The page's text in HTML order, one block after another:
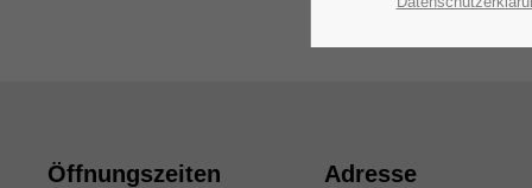
Öffnungszeiten Adresse